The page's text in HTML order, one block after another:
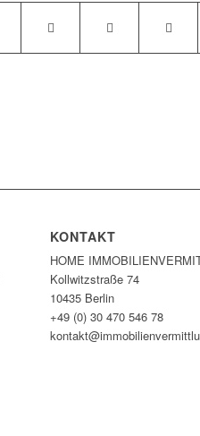
KONTAKT
HOME
Kollwitzstraße 74
10435 Berlin
+49 (0) 30 470 546 78